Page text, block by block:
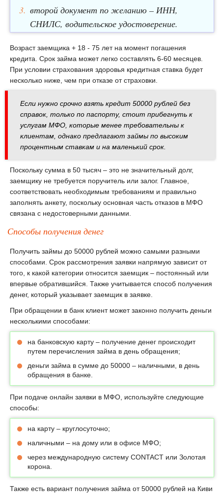
второй документ по желанию – ИНН,
СНИЛС, водительское удостоверение.
Возраст заемщика + 18 - 75 лет на момент погашения
кредита. Срок займа может легко составлять 6-60 месяцев.
При условии страхования здоровья кредитная ставка будет
несколько ниже, чем при отказе от страховки.
Если нужно срочно взять кредит 50000 рублей без
справок, только по паспорту, стоит прибегнуть к
услугам МФО, которые менее требовательны к
клиентам, однако предлагают займы по высоким
процентным ставкам и на маленький срок.
Поскольку сумма в 50 тысяч – это не значительный долг,
заемщику не требуется поручитель или залог. Главное,
соответствовать необходимым требованиям и правильно
заполнять анкету, поскольку основная часть отказов в МФО
связана с недостоверными данными.
Способы получения денег
Получить займы до 50000 рублей можно самыми разными
способами. Срок рассмотрения заявки напрямую зависит от
того, к какой категории относится заемщик – постоянный или
впервые обратившийся. Также учитывается способ получения
денег, который указывает заемщик в заявке.
При обращении в банк клиент может законно получить деньги
несколькими способами:
на банковскую карту – получение денег происходит
путем перечисления займа в день обращения;
деньги займа в сумме до 50000 – наличными, в день
обращения в банке.
При подаче онлайн заявки в МФО, используйте следующие
способы:
на карту – круглосуточно;
наличными – на дому или в офисе МФО;
через международную систему CONTACT или Золотая
корона.
Также есть вариант получения займа от 50000 рублей на Киви